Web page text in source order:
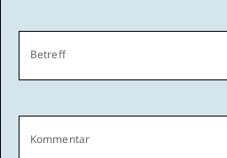
Betreff
Kommentar